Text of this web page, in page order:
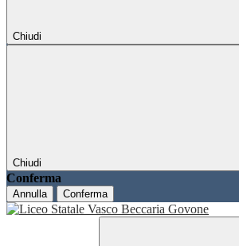
Chiudi
Chiudi
Conferma
Annulla Conferma